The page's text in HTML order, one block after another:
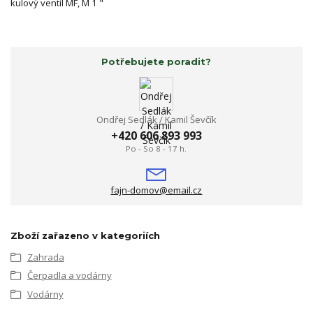
kulový ventil MF, M 1 "
Potřebujete poradit?
Ondřej Sedlák / Kamil Ševčík
+420 606 893 993
Po - So 8 - 17 h.
fajn-domov@email.cz
Zboží zařazeno v kategoriích
Zahrada
Čerpadla a vodárny
Vodárny